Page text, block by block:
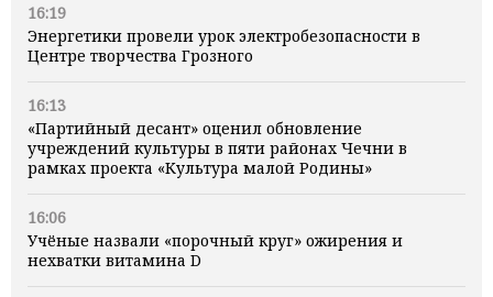
16:19
Энергетики провели урок электробезопасности в
Центре творчества Грозного
16:13
«Партийный десант» оценил обновление
учреждений культуры в пяти районах Чечни в
рамках проекта «Культура малой Родины»
16:06
Учёные назвали «порочный круг» ожирения и
нехватки витамина D